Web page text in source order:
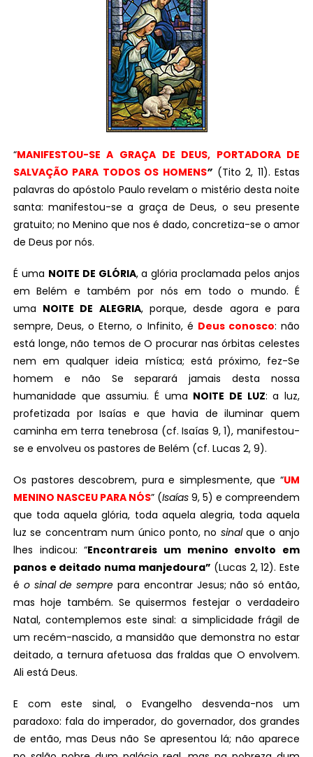
“MANIFESTOU-SE A GRAÇA DE DEUS, PORTADORA DE
SALVAÇÃO PARA TODOS OS HOMENS” (Tito 2, 11). Estas
palavras do apóstolo Paulo revelam o mistério desta noite
santa: manifestou-se a graça de Deus, o seu presente
gratuito; no Menino que nos é dado, concretiza-se o amor
de Deus por nós.
É uma NOITE DE GLÓRIA, a glória proclamada pelos anjos
em Belém e também por nós em todo o mundo. É
uma NOITE DE ALEGRIA, porque, desde agora e para
sempre, Deus, o Eterno, o Infinito, é Deus conosco: não
está longe, não temos de O procurar nas órbitas celestes
nem em qualquer ideia mística; está próximo, fez-Se
homem e não Se separará jamais desta nossa
humanidade que assumiu. É uma NOITE DE LUZ: a luz,
profetizada por Isaías e que havia de iluminar quem
caminha em terra tenebrosa (cf. Isaías 9, 1), manifestou-
se e envolveu os pastores de Belém (cf. Lucas 2, 9).
Os pastores descobrem, pura e simplesmente, que “UM
MENINO NASCEU PARA NÓS” (Isaías 9, 5) e compreendem
que toda aquela glória, toda aquela alegria, toda aquela
luz se concentram num único ponto, no sinalque o anjo
lhes indicou: “Encontrareis um menino envolto em
panos e deitado numa manjedoura” (Lucas 2, 12). Este
é o sinal de sempre para encontrar Jesus; não só então,
mas hoje também. Se quisermos festejar o verdadeiro
Natal, contemplemos este sinal: a simplicidade frágil de
um recém-nascido, a mansidão que demonstra no estar
deitado, a ternura afetuosa das fraldas que O envolvem.
Ali está Deus.
E com este sinal, o Evangelho desvenda-nos um
paradoxo: fala do imperador, do governador, dos grandes
de então, mas Deus não Se apresentou lá; não aparece